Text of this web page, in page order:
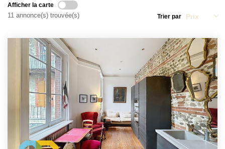
NOUS CONTACTER
EN
Afficher la carte
11 annonce(s) trouvée(s) Trier par